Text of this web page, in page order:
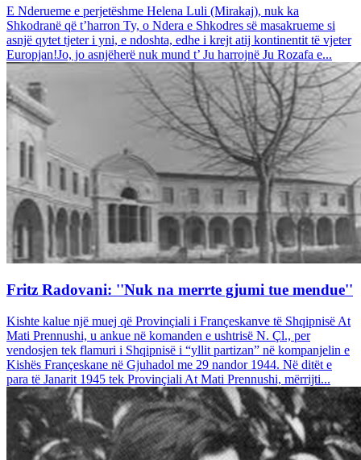
E Nderueme e perjetëshme Helena Luli (Mirakaj), nuk ka
Shkodranë që t’harron Ty, o Ndera e Shkodres së masakrueme si
asnjë qytet tjeter i yni, e ndoshta, edhe i krejt atij kontinentit të vjeter
Europjan!Jo, jo asnjëherë nuk mund t’ Ju harrojnë Ju Rozafa e...
Fritz Radovani: ''Nuk na merrte gjumi tue mendue''
Kishte kalue një muej që Provinçiali i Françeskanve të Shqipnisë At
Mati Prennushi, u ankue në komanden e ushtrisë N. Çl., per
vendosjen tek flamuri i Shqipnisë i “yllit partizan” në kompanjelin e
Kishës Françeskane në Gjuhadol me 29 nandor 1944. Në ditët e
para të Janarit 1945 tek Provinçiali At Mati Prennushi, mërrijti...